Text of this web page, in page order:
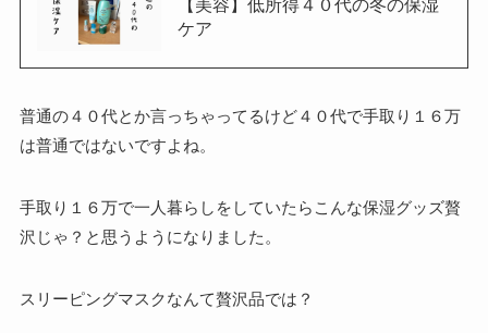
【美容】低所得４０代の冬の保湿
ケア
普通の４０代とか言っちゃってるけど４０代で手取り１６万
は普通ではないですよね。
手取り１６万で一人暮らしをしていたらこんな保湿グッズ贅
沢じゃ？と思うようになりました。
スリーピングマスクなんて贅沢品では？